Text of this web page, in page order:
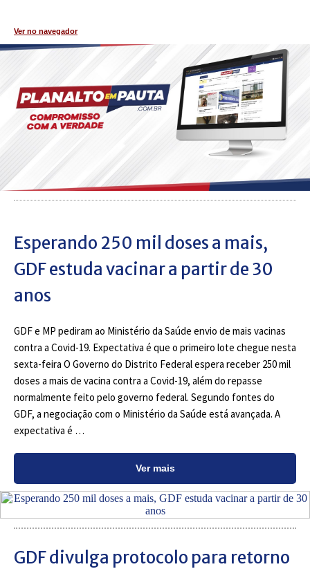
Ver no navegador
Esperando 250 mil doses a mais,
GDF estuda vacinar a partir de 30
anos
GDF e MP pediram ao Ministério da Saúde envio de mais vacinas
contra a Covid-19. Expectativa é que o primeiro lote chegue nesta
sexta-feira O Governo do Distrito Federal espera receber 250 mil
doses a mais de vacina contra a Covid-19, além do repasse
normalmente feito pelo governo federal. Segundo fontes do
GDF, a negociação com o Ministério da Saúde está avançada. A
expectativa é …
Ver mais
GDF divulga protocolo para retorno